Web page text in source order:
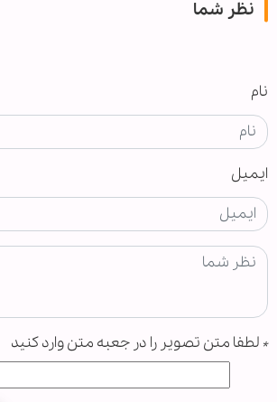
نظر شما
نام
ایمیل
* لطفا متن تصویر را در جعبه متن وارد کنید